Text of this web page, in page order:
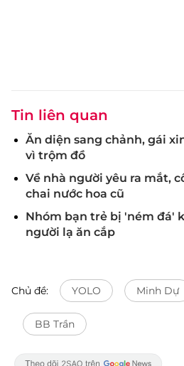
Tin liên quan
Ăn diện sang chảnh, gái
vì trộm đồ
Về nhà người yêu ra mắt,
chai nước hoa cũ
Nhóm bạn trẻ bị 'ném đá'
người lạ ăn cắp
Chủ đề: YOLO Minh Dự
BB Trần